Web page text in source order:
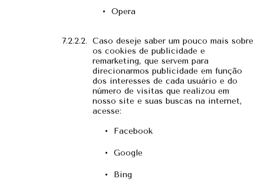
Opera
Caso deseje saber um pouco mais sobre
os cookies de publicidade e
remarketing, que servem para
direcionarmos publicidade em função
dos interesses de cada usuário e do
número de visitas que realizou em
nosso site e suas buscas na internet,
acesse:
Facebook
Google
Bing